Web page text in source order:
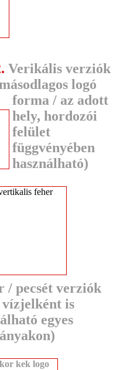
Verikális verziók
logó
forma / az adott
hely, hordozói
felület
függvényében
használható)
/ pecsét verziók
is
egyes